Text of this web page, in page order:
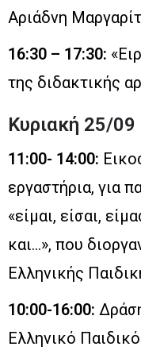
Αριάδνη
16:30 – 17:30:
της διδακτικής
Κυριακή 25/09
11:00- 14:00:
εργαστήρια, για
«είμαι, είσαι,
και…», που
Ελληνικής
10:00-16:00:
Ελληνικό